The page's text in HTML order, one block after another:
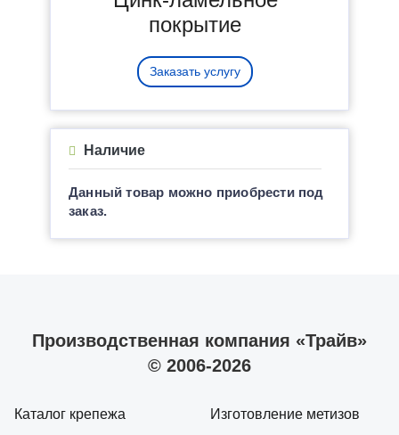
покрытие
Заказать услугу
Наличие
Данный товар можно приобрести под
заказ.
Производственная компания «Трайв»
© 2006-2026
Каталог крепежа
Изготовление метизов